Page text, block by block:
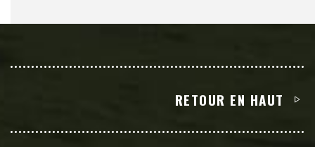
RETOUR EN HAUT